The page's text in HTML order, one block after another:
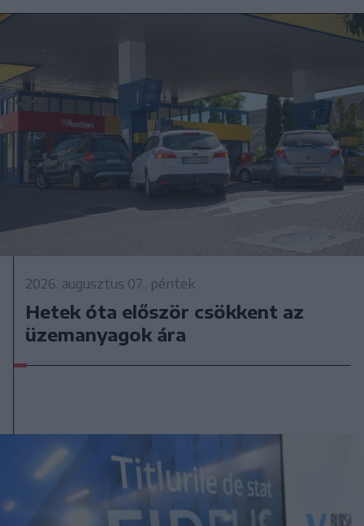
2026. augusztus 07., péntek
Hetek óta először csökkent az
üzemanyagok ára